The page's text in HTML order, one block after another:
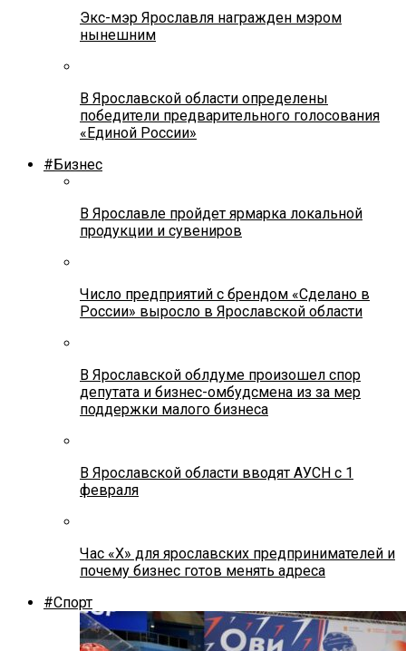
Экс-мэр Ярославля награжден мэром
нынешним
В Ярославской области определены
победители предварительного голосования
«Единой России»
#Бизнес
В Ярославле пройдет ярмарка локальной
продукции и сувениров
Число предприятий с брендом «Сделано в
России» выросло в Ярославской области
В Ярославской облдуме произошел спор
депутата и бизнес-омбудсмена из за мер
поддержки малого бизнеса
В Ярославской области вводят АУСН с 1
февраля
Час «Х» для ярославских предпринимателей и
почему бизнес готов менять адреса
#Спорт